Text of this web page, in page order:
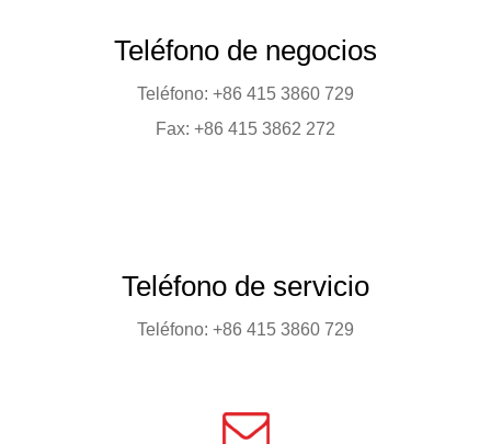
Teléfono de negocios
Teléfono: +86 415 3860 729
Fax: +86 415 3862 272
Teléfono de servicio
Teléfono: +86 415 3860 729